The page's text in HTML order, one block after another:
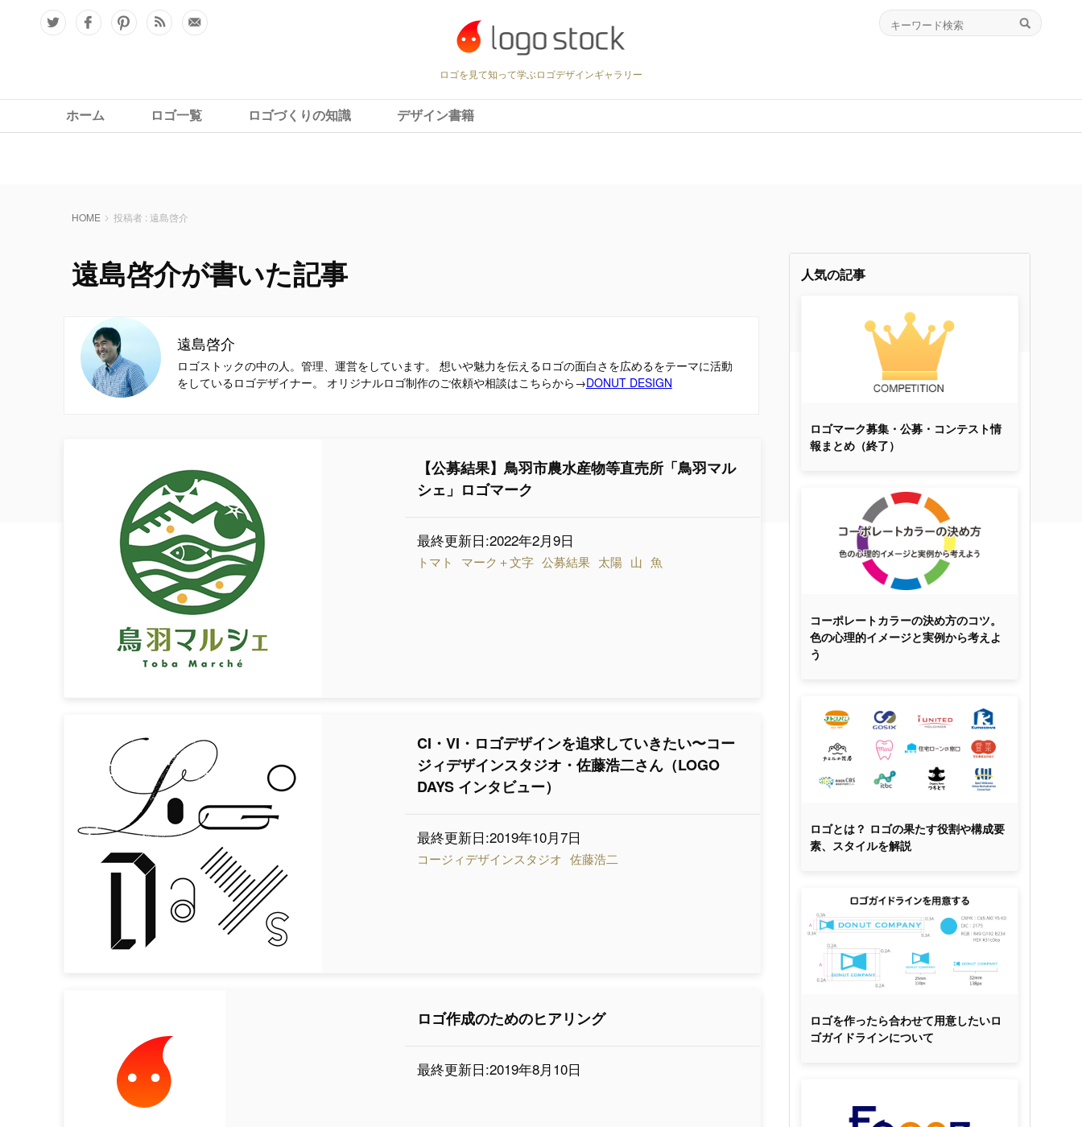
Warning: Undefined variable $canonical_url in /home/logostock/logostock.jp/public_html/wp/wp-content/themes/wp-logostock/header.php on line64
ロゴを見て知って学ぶロゴデザインギャラリー
ホーム ロゴ一覧 ロゴづくりの知識 デザイン書籍
HOME 投稿者 : 遠島啓介
遠島啓介が書いた記事
遠島啓介
ロゴストックの中の人。管理、運営をしています。 想いや魅力を伝えるロゴの面白さを広めるをテーマに活動
をしているロゴデザイナー。 オリジナルロゴ制作のご依頼や相談はこちらから→DONUT DESIGN
【公募結果】鳥羽市農水産物等直売所「鳥羽マル
シェ」ロゴマーク
最終更新日:2022年2月9日
トマト マーク＋文字 公募結果 太陽 山 魚
CI・VI・ロゴデザインを追求していきたい〜コー
ジィデザインスタジオ・佐藤浩二さん（LOGO
DAYS インタビュー）
最終更新日:2019年10月7日
コージィデザインスタジオ 佐藤浩二
ロゴ作成のためのヒアリング
最終更新日:2019年8月10日
人気の記事
ロゴマーク募集・公募・コンテスト情
報まとめ（終了）
コーポレートカラーの決め方のコツ。
色の心理的イメージと実例から考えよ
う
ロゴとは？ ロゴの果たす役割や構成要
素、スタイルを解説
ロゴを作ったら合わせて用意したいロ
ゴガイドラインについて